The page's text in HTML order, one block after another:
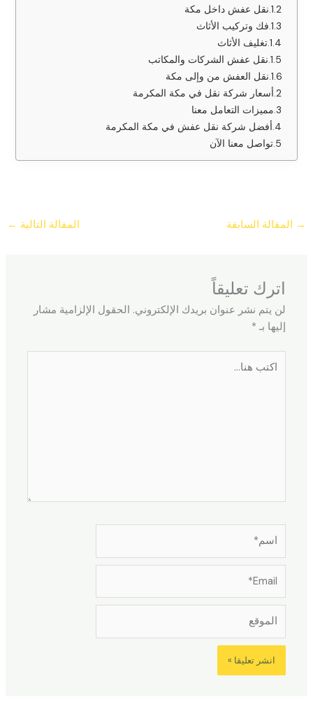
نقل عفش داخل مكة
فك وتركيب الأثاث
تغليف الأثاث
نقل عفش الشركات والمكاتب
نقل العفش من وإلى مكة
أسعار شركة نقل في مكة المكرمة
مميزات التعامل معنا
أفضل شركة نقل عفش في مكة المكرمة
تواصل معنا الآن
→ المقالة السابقة المقالة التالية ←
اترك تعليقاً
لن يتم نشر عنوان بريدك الإلكتروني. الحقول الإلزامية مشار
إليها بـ *
هنا...